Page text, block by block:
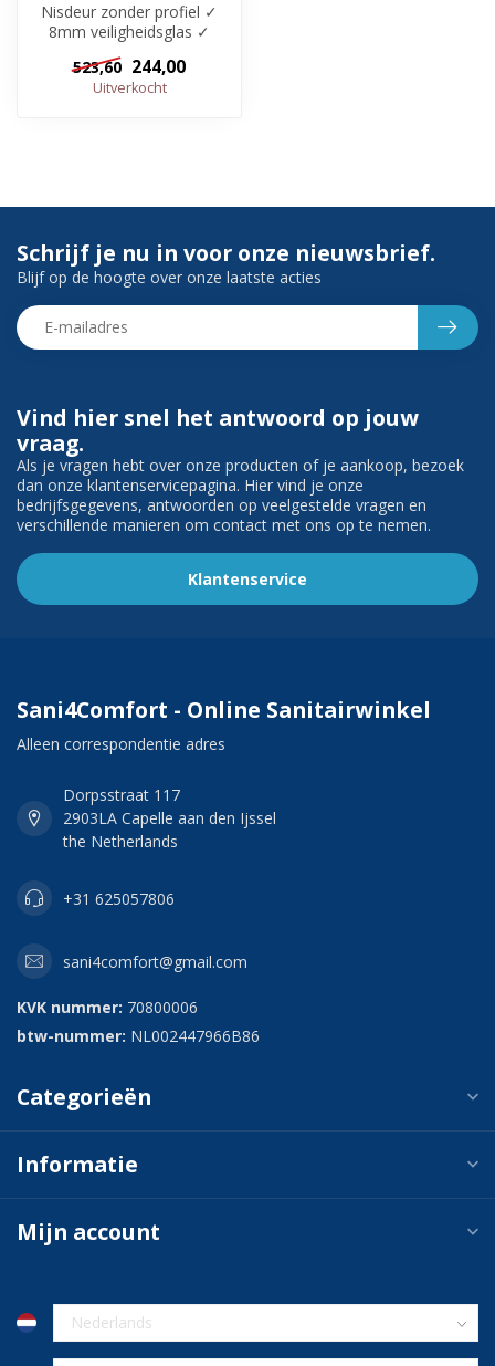
Nisdeur zonder profiel ✓
8mm veiligheidsglas ✓
Helderglas met Nano-
Coating ✓ Muu...
523,60 244,00
Uitverkocht
Vind hier snel het antwoord op jouw
vraag.
Als je vragen hebt over onze producten of je aankoop, bezoek
dan onze klantenservicepagina. Hier vind je onze
bedrijfsgegevens, antwoorden op veelgestelde vragen en
verschillende manieren om contact met ons op te nemen.
Klantenservice
Schrijf je nu in voor onze nieuwsbrief.
Blijf op de hoogte over onze laatste acties
Sani4Comfort - Online Sanitairwinkel
Alleen correspondentie adres
Dorpsstraat 117
2903LA Capelle aan den Ijssel
the Netherlands
+31 625057806
sani4comfort@gmail.com
KVK nummer: 70800006
btw-nummer: NL002447966B86
Categorieën
Informatie
Mijn account